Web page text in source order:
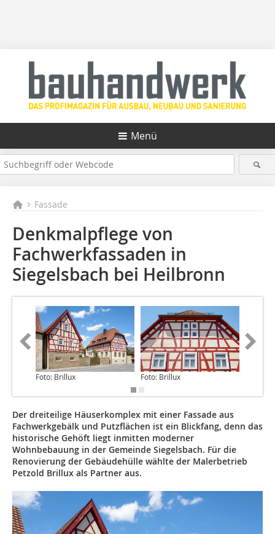
Menü
Fassade
Denkmalpflege von
Fachwerkfassaden in
Siegelsbach bei Heilbronn
Foto: Brillux Foto: Brillux
Der dreiteilige Häuserkomplex mit einer Fassade aus
Fachwerkgebälk und Putzflächen ist ein Blickfang, denn das
historische Gehöft liegt inmitten moderner
Wohnbebauung in der Gemeinde Siegelsbach. Für die
Renovierung der Gebäudehülle wählte der Malerbetrieb
Petzold Brillux als Partner aus.